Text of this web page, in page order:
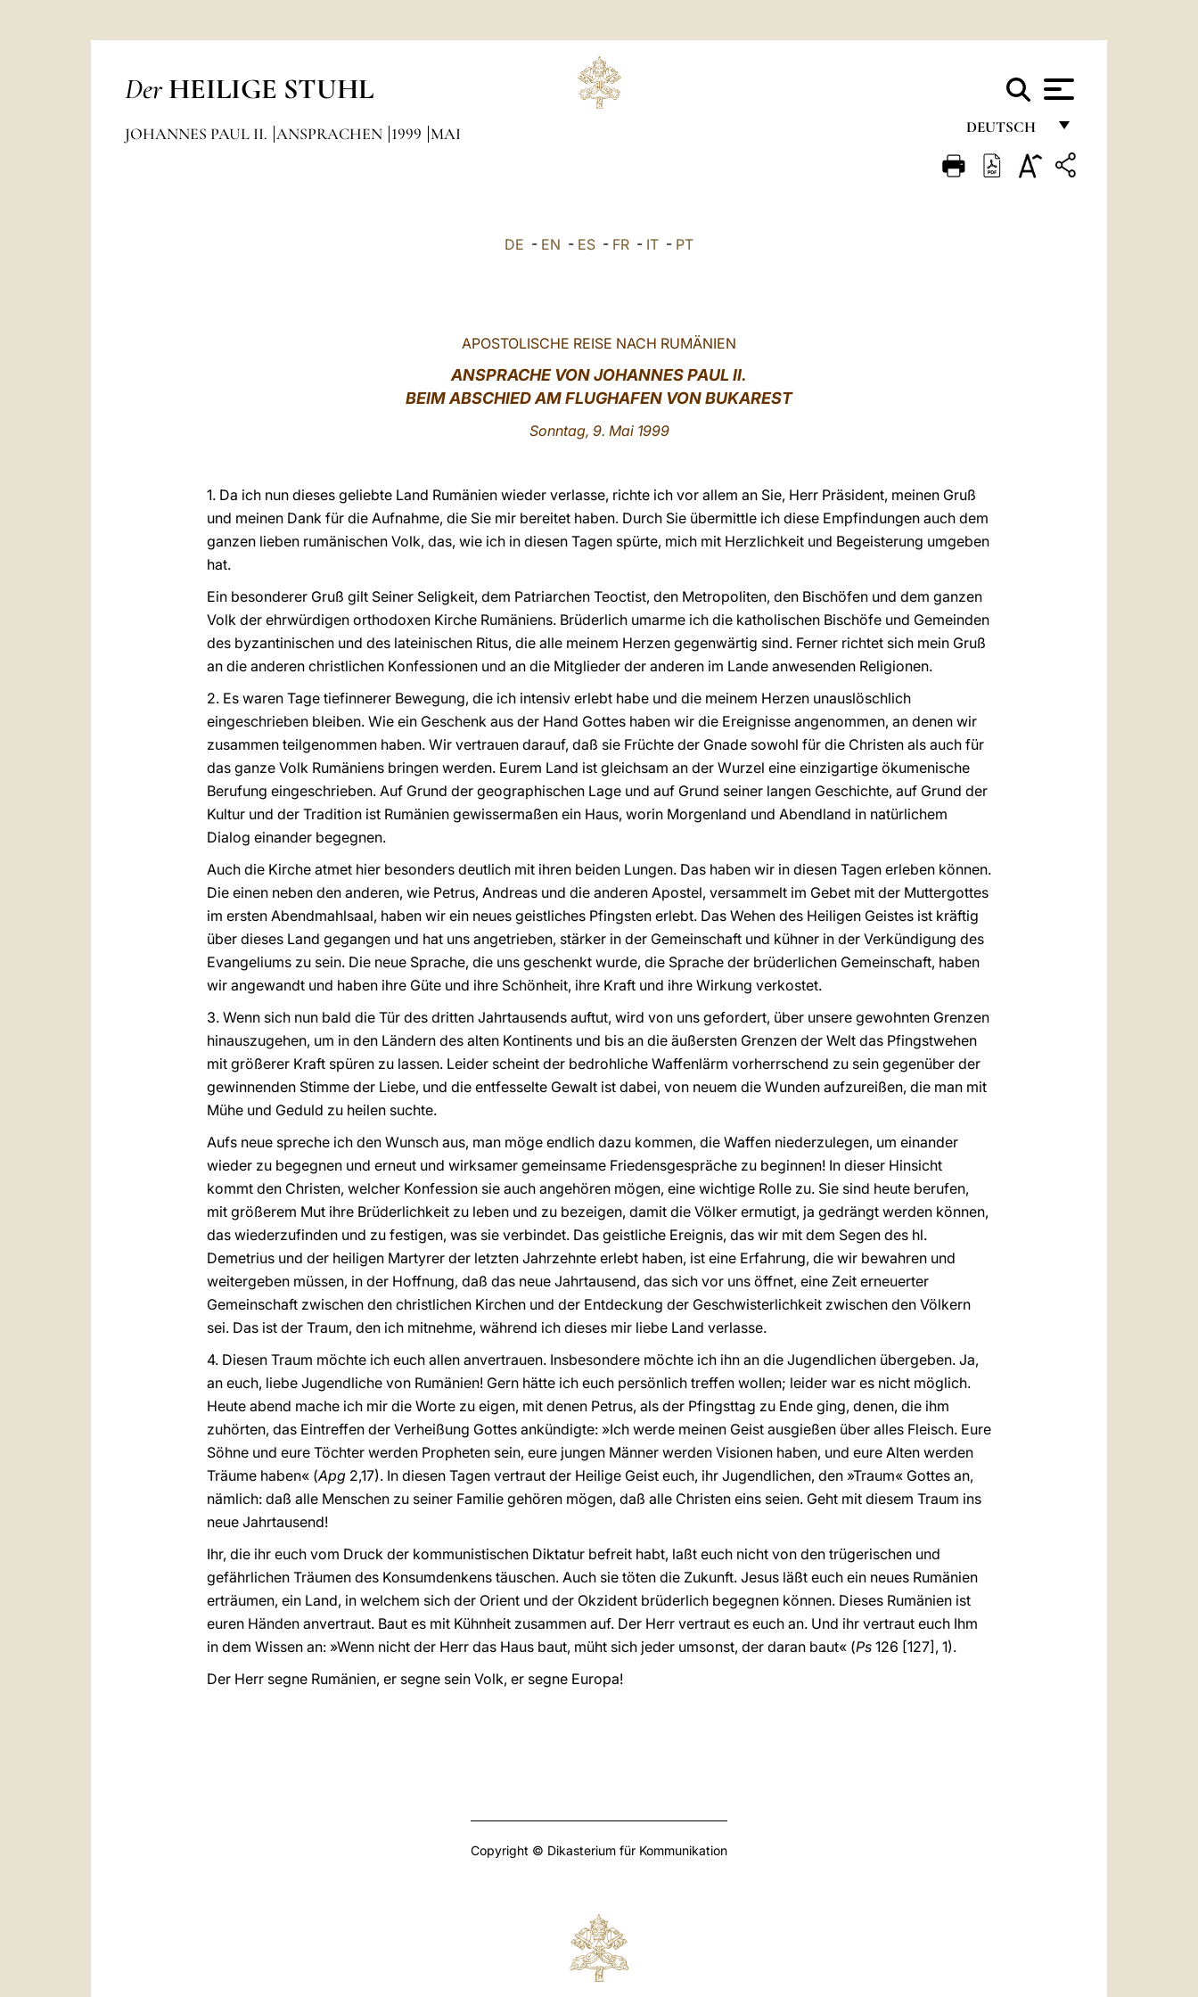
Der HEILIGE STUHL
DEUTSCH
FRANÇAIS
JOHANNES PAUL II. ANSPRACHEN 1999 MAI
DE - EN - ES - FR - IT - PT
APOSTOLISCHE REISE NACH RUMÄNIEN
ANSPRACHE VON JOHANNES PAUL II.
BEIM ABSCHIED AM FLUGHAFEN VONBUKAREST
Sonntag, 9. Mai 1999
1. Da ich nun dieses geliebte Land Rumänien wieder verlasse, richte ich vor allem an Sie, Herr Präsident, meinen Gruß
und meinen Dank für die Aufnahme, die Sie mir bereitet haben. Durch Sie übermittle ich diese Empfindungen auch dem
ganzen lieben rumänischen Volk, das, wie ich in diesen Tagen spürte, mich mit Herzlichkeit und Begeisterung umgeben
hat.
Ein besonderer Gruß gilt Seiner Seligkeit, dem Patriarchen Teoctist, den Metropoliten, den Bischöfen und dem ganzen
Volk der ehrwürdigen orthodoxen Kirche Rumäniens. Brüderlich umarme ich die katholischen Bischöfe und Gemeinden
des byzantinischen und des lateinischen Ritus, die alle meinem Herzen gegenwärtig sind. Ferner richtet sich mein Gruß
an die anderen christlichen Konfessionen und an die Mitglieder der anderen im Lande anwesenden Religionen.
2. Es waren Tage tiefinnerer Bewegung, die ich intensiv erlebt habe und die meinem Herzen unauslöschlich
eingeschrieben bleiben. Wie ein Geschenk aus der Hand Gottes haben wir die Ereignisse angenommen, an denen wir
zusammen teilgenommen haben. Wir vertrauen darauf, daß sie Früchte der Gnade sowohl für die Christen als auch für
das ganze Volk Rumäniens bringen werden. Eurem Land ist gleichsam an der Wurzel eine einzigartige ökumenische
Berufung eingeschrieben. Auf Grund der geographischen Lage und auf Grund seiner langen Geschichte, auf Grund der
Kultur und der Tradition ist Rumänien gewissermaßen ein Haus, worin Morgenland und Abendland in natürlichem
Dialog einander begegnen.
Auch die Kirche atmet hier besonders deutlich mit ihren beiden Lungen. Das haben wir in diesen Tagen erleben können.
Die einen neben den anderen, wie Petrus, Andreas und die anderen Apostel, versammelt im Gebet mit der Muttergottes
im ersten Abendmahlsaal, haben wir ein neues geistliches Pfingsten erlebt. Das Wehen des Heiligen Geistes ist kräftig
über dieses Land gegangen und hat uns angetrieben, stärker in der Gemeinschaft und kühner in der Verkündigung des
Evangeliums zu sein. Die neue Sprache, die uns geschenkt wurde, die Sprache der brüderlichen Gemeinschaft, haben
wir angewandt und haben ihre Güte und ihre Schönheit, ihre Kraft und ihre Wirkung verkostet.
3. Wenn sich nun bald die Tür des dritten Jahrtausends auftut, wird von uns gefordert, über unsere gewohnten Grenzen
hinauszugehen, um in den Ländern des alten Kontinents und bis an die äußersten Grenzen der Welt das Pfingstwehen
mit größerer Kraft spüren zu lassen. Leider scheint der bedrohliche Waffenlärm vorherrschend zu sein gegenüber der
gewinnenden Stimme der Liebe, und die entfesselte Gewalt ist dabei, von neuem die Wunden aufzureißen, die man mit
Mühe und Geduld zu heilen suchte.
Aufs neue spreche ich den Wunsch aus, man möge endlich dazu kommen, die Waffen niederzulegen, um einander
wieder zu begegnen und erneut und wirksamer gemeinsame Friedensgespräche zu beginnen! In dieser Hinsicht
kommt den Christen, welcher Konfession sie auch angehören mögen, eine wichtige Rolle zu. Sie sind heute berufen,
mit größerem Mut ihre Brüderlichkeit zu leben und zu bezeigen, damit die Völker ermutigt, ja gedrängt werden können,
das wiederzufinden und zu festigen, was sie verbindet. Das geistliche Ereignis, das wir mit dem Segen des hl.
Demetrius und der heiligen Martyrer der letzten Jahrzehnte erlebt haben, ist eine Erfahrung, die wir bewahren und
weitergeben müssen, in der Hoffnung, daß das neue Jahrtausend, das sich vor uns öffnet, eine Zeit erneuerter
Gemeinschaft zwischen den christlichen Kirchen und der Entdeckung der Geschwisterlichkeit zwischen den Völkern
sei. Das ist der Traum, den ich mitnehme, während ich dieses mir liebe Land verlasse.
4. Diesen Traum möchte ich euch allen anvertrauen. Insbesondere möchte ich ihn an die Jugendlichen übergeben. Ja,
an euch, liebe Jugendliche von Rumänien! Gern hätte ich euch persönlich treffen wollen; leider war es nicht möglich.
Heute abend mache ich mir die Worte zu eigen, mit denen Petrus, als der Pfingsttag zu Ende ging, denen, die ihm
zuhörten, das Eintreffen der Verheißung Gottes ankündigte: »Ich werde meinen Geist ausgießen über alles Fleisch. Eure
Söhne und eure Töchter werden Propheten sein, eure jungen Männer werden Visionen haben, und eure Alten werden
Träume haben« (Apg 2,17). In diesen Tagen vertraut der Heilige Geist euch, ihr Jugendlichen, den »Traum« Gottes an,
nämlich: daß alle Menschen zu seiner Familie gehören mögen, daß alle Christen eins seien. Geht mit diesem Traum ins
neue Jahrtausend!
Ihr, die ihr euch vom Druck der kommunistischen Diktatur befreit habt, laßt euch nicht von den trügerischen und
gefährlichen Träumen des Konsumdenkens täuschen. Auch sie töten die Zukunft. Jesus läßt euch ein neues Rumänien
erträumen, ein Land, in welchem sich der Orient und der Okzident brüderlich begegnen können. Dieses Rumänien ist
euren Händen anvertraut. Baut es mit Kühnheit zusammen auf. Der Herr vertraut es euch an. Und ihr vertraut euch Ihm
in dem Wissen an: »Wenn nicht der Herr das Haus baut, müht sich jeder umsonst, der daran baut« (Ps 126 [127], 1).
Der Herr segne Rumänien, er segne sein Volk, er segne Europa!
Copyright © Dikasterium für Kommunikation